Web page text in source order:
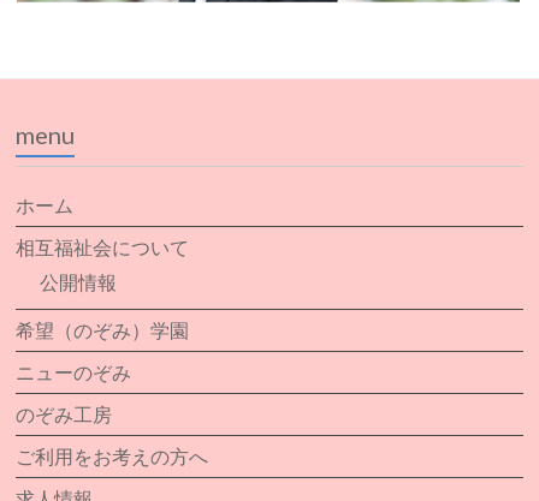
menu
ホーム
相互福祉会について
公開情報
希望（のぞみ）学園
ニューのぞみ
のぞみ工房
ご利用をお考えの方へ